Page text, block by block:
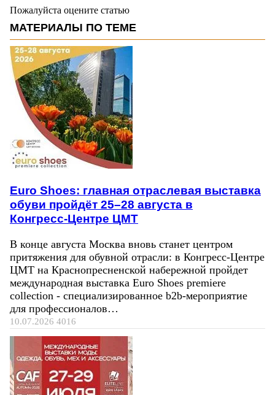
Пожалуйста оцените статью
МАТЕРИАЛЫ ПО ТЕМЕ
Euro Shoes: главная отраслевая выставка
обуви пройдёт 25–28 августа в
Конгресс‑Центре ЦМТ
В конце августа Москва вновь станет центром
притяжения для обувной отрасли: в Конгресс-Центре
ЦМТ на Краснопресненской набережной пройдет
международная выставка Euro Shoes premiere
collection - специализированное b2b-мероприятие
для профессионалов…
10.07.2026 4016